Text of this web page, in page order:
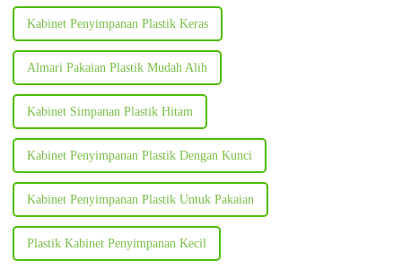
Kabinet Penyimpanan Plastik Keras
Almari Pakaian Plastik Mudah Alih
Kabinet Simpanan Plastik Hitam
Kabinet Penyimpanan Plastik Dengan Kunci
Kabinet Penyimpanan Plastik Untuk Pakaian
Plastik Kabinet Penyimpanan Kecil